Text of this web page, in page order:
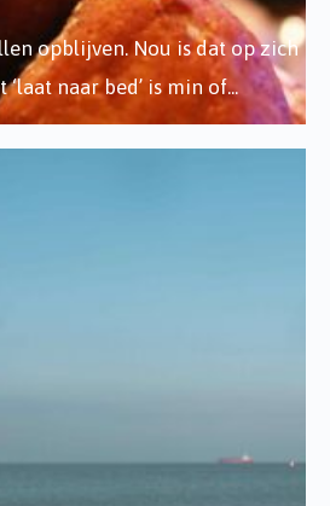
opblijven. Nou is dat op zich
‘laat naar bed’ is min of...